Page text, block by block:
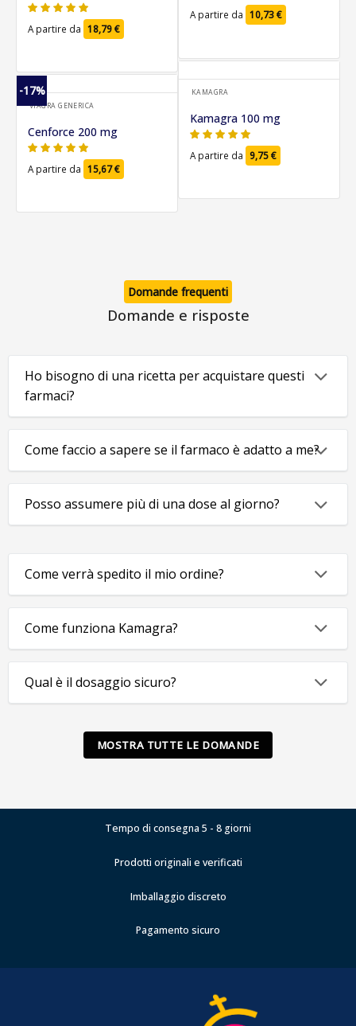
A partire da 18,79€
A partire da 10,73€
KAMAGRA
Kamagra 100 mg
A partire da 9,75€
-17%
VIAGRA GENERICA
Cenforce 200 mg
A partire da 15,67€
Domande frequenti
Domande e risposte
Ho bisogno di una ricetta per acquistare questi
farmaci?
Come faccio a sapere se il farmaco è adatto a me?
Posso assumere più di una dose al giorno?
Come verrà spedito il mio ordine?
Come funziona Kamagra?
Qual è il dosaggio sicuro?
MOSTRA TUTTE LE DOMANDE
Tempo di consegna 5 - 8 giorni
Prodotti originali e verificati
Imballaggio discreto
Pagamento sicuro